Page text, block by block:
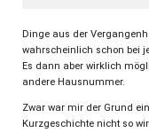
Dinge aus der
wahrscheinlich schon bei
Es dann aber wirklich
andere Hausnummer.
Zwar war mir der Grund
Kurzgeschichte nicht so